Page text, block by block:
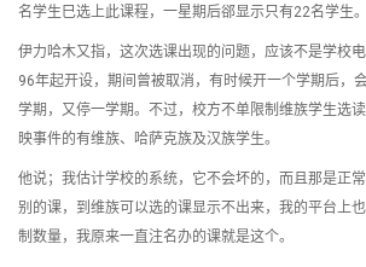
名学生巳选上此课程，一星期后郤显示只有22名学生。
伊力哈木又指，这次选课出现的问题，应该不是学校
96年起开设，期间曾被取消，有时候开一个学期后，
学期，又停一学期。不过，校方不单限制维族学生选
映事件的有维族、哈萨克族及汉族学生。
他说；我估计学校的系统，它不会坏的，而且那是正
别的课，到维族可以选的课显示不出来，我的平台上
制数量，我原来一直注名办的课就是这个。